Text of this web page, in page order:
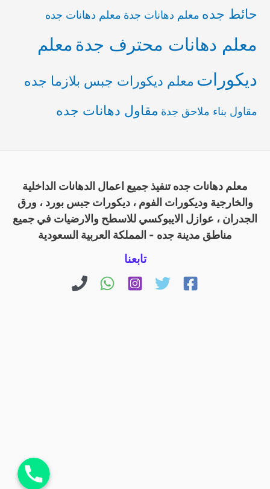
حائط جده معلم دهانات جدة معلم دهانات جده
معلم دهانات محترف جدة معلم
ديكورات معلم ديكورات جبس بلازما جده
مقاول بناء ملاحق جدة مقاول دهانات جده
معلم دهانات جده تنفيذ جميع اعمال الدهانات الداخلية
والخارجية وديكورات الفوم ، ديكورات جبس بورد ، ورق
الجدران ، عوازل الايبوكسي للاسطح والارضيات في جميع
مناطق مدينة جده - المملكة العربية السعودية
تابعنا